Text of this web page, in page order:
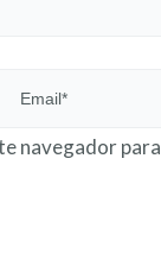
navegador